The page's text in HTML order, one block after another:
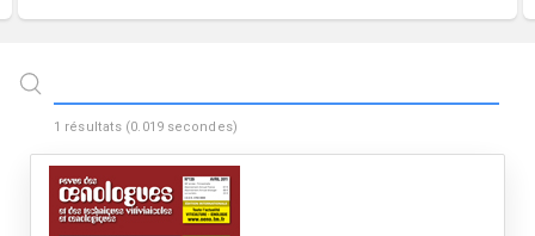
1 résultats (0.019secondes)